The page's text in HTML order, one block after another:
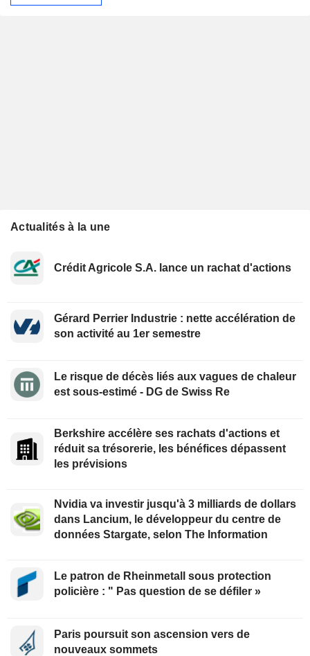
Actualités à la une
Crédit Agricole S.A. lance un rachat d'actions
Gérard Perrier Industrie : nette accélération de
son activité au 1er semestre
Le risque de décès liés aux vagues de chaleur
est sous-estimé - DG de Swiss Re
Berkshire accélère ses rachats d'actions et
réduit sa trésorerie, les bénéfices dépassent
les prévisions
Nvidia va investir jusqu'à 3 milliards de dollars
dans Lancium, le développeur du centre de
données Stargate, selon The Information
Le patron de Rheinmetall sous protection
policière : " Pas question de se défiler »
Paris poursuit son ascension vers de
nouveaux sommets